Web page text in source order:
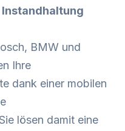
BMW und
Ihre
dank einer mobilen
lösen damit eine